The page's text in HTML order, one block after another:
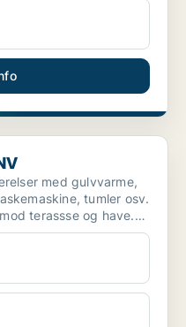
med gulvvarme,
tumler osv.
terassse og have.